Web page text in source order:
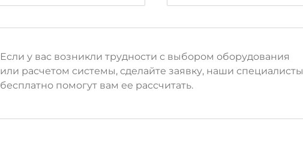
Если у вас возникли трудности с выбором оборудования
или расчетом системы, сделайте заявку, наши специалисты
бесплатно помогут вам ее рассчитать.